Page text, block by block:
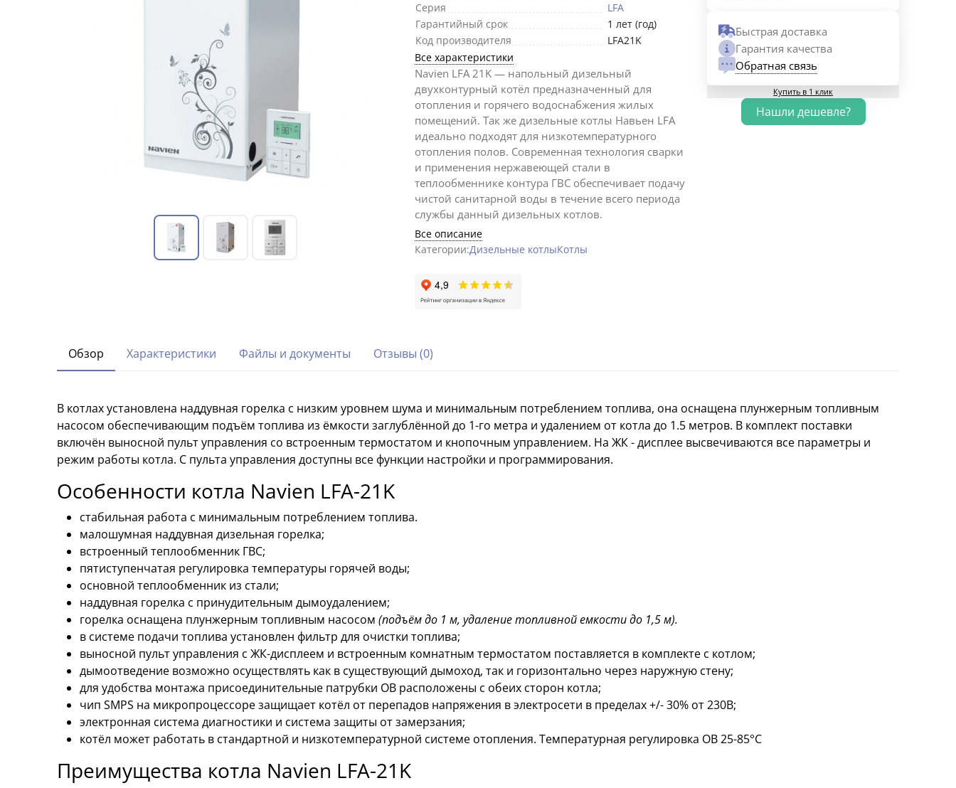
Серия
LFA
Гарантийный срок
1 лет (год)
Код производителя
LFA21K
Все характеристики
Navien LFA 21K — напольный дизельный
двухконтурный котёл предназначенный для
отопления и горячего водоснабжения жилых
помещений. Так же дизельные котлы Навьен LFA
идеально подходят для низкотемпературного
отопления полов. Современная технология сварки
и применения нержавеющей стали в
теплообменнике контура ГВС обеспечивает подачу
чистой санитарной воды в течение всего периода
службы данный дизельных котлов.
Все описание
Категории:Дизельные котлыКотлы
Быстрая доставка
Гарантия качества
Обратная связь
Купить в 1 клик
Обзор Характеристики Файлы и документы Отзывы (0)
В котлах установлена наддувная горелка с низким уровнем шума и минимальным потреблением топлива, она оснащена плунжерным топливным
насосом обеспечивающим подъём топлива из ёмкости заглублённой до 1-го метра и удалением от котла до 1.5 метров. В комплект поставки
включён выносной пульт управления со встроенным термостатом и кнопочным управлением. На ЖК - дисплее высвечиваются все параметры и
режим работы котла. С пульта управления доступны все функции настройки и программирования.
Особенности котла Navien LFA-21K
стабильная работа с минимальным потреблением топлива.
малошумная наддувная дизельная горелка;
встроенный теплообменник ГВС;
пятиступенчатая регулировка температуры горячей воды;
основной теплообменник из стали;
наддувная горелка с принудительным дымоудалением;
горелка оснащена плунжерным топливным насосом (подъём до 1 м, удаление топливной емкости до 1,5 м).
в системе подачи топлива установлен фильтр для очистки топлива;
выносной пульт управления с ЖК-дисплеем и встроенным комнатным термостатом поставляется в комплекте с котлом;
дымоотведение возможно осуществлять как в существующий дымоход, так и горизонтально через наружную стену;
для удобства монтажа присоединительные патрубки ОВ расположены с обеих сторон котла;
чип SMPS на микропроцессоре защищает котёл от перепадов напряжения в электросети в пределах +/- 30% от 230В;
электронная система диагностики и система защиты от замерзания;
котёл может работать в стандартной и низкотемпературной системе отопления. Температурная регулировка ОВ 25-85°С
Преимущества котла Navien LFA-21K